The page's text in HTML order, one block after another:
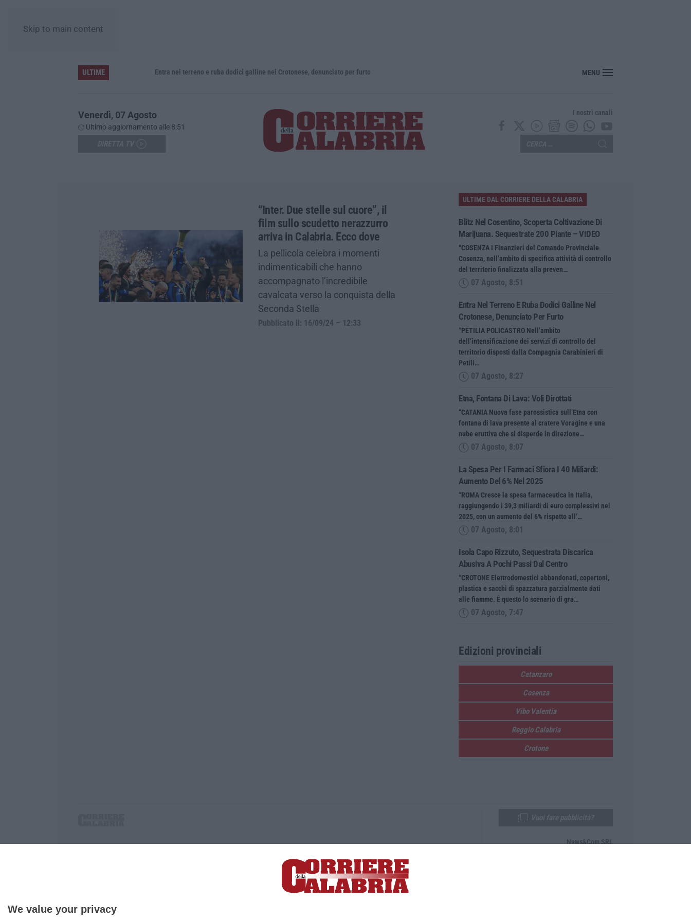
We value your privacy
Skip to main content
ULTIME Entra nel terreno e ruba dodici galline nel Crotonese, denunciato per furto MENU
Venerdì, 07 Agosto
Ultimo aggiornamento alle 8:51
I nostri canali
“Inter. Due stelle sul cuore”, il
film sullo scudetto nerazzurro
arriva in Calabria. Ecco dove
La pellicola celebra i momenti
indimenticabili che hanno
accompagnato l’incredibile
cavalcata verso la conquista della
Seconda Stella
Pubblicato il: 16/09/24 – 12:33
ULTIME DAL CORRIERE DELLA CALABRIA
Blitz Nel Cosentino, Scoperta Coltivazione Di
Marijuana. Sequestrate 200 Piante – VIDEO
“COSENZA I Finanzieri del Comando Provinciale
Cosenza, nell’ambito di specifica attività di controllo
del territorio finalizzata alla preven…
07 Agosto, 8:51
Entra Nel Terreno E Ruba Dodici Galline Nel
Crotonese, Denunciato Per Furto
“PETILIA POLICASTRO Nell’ambito
dell’intensificazione dei servizi di controllo del
territorio disposti dalla Compagnia Carabinieri di
Petili…
07 Agosto, 8:27
Etna, Fontana Di Lava: Voli Dirottati
“CATANIA Nuova fase parossistica sull’Etna con
fontana di lava presente al cratere Voragine e una
nube eruttiva che si disperde in direzione…
07 Agosto, 8:07
La Spesa Per I Farmaci Sfiora I 40 Miliardi:
Aumento Del 6% Nel 2025
“ROMA Cresce la spesa farmaceutica in Italia,
raggiungendo i 39,3 miliardi di euro complessivi nel
2025, con un aumento del 6% rispetto all’…
07 Agosto, 8:01
Isola Capo Rizzuto, Sequestrata Discarica
Abusiva A Pochi Passi Dal Centro
“CROTONE Elettrodomestici abbandonati, copertoni,
plastica e sacchi di spazzatura parzialmente dati
alle fiamme. È questo lo scenario di gra…
07 Agosto, 7:47
Edizioni provinciali
Catanzaro
Cosenza
Vibo Valentia
Reggio Calabria
Crotone
P.IVA. 03199620794, Via del mare 6/G, S.Eufemia, Lamezia Terme (CZ)
Iscrizione tribunale di Lamezia Terme 5/2011 - Direttore responsabile Paola Militano |Privacy
News&Com SRL